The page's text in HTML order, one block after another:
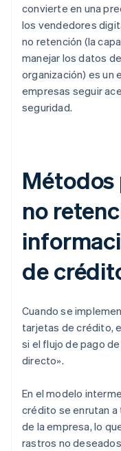
convierte en una
los vendedores
no retención (la
manejar los datos
organización) es un
empresas seguir
seguridad.
Métodos
no
de
Cuando se
tarjetas de crédito,
si el flujo de pago
directo».
En el modelo
crédito se enrutan
de la empresa, lo
rastros no